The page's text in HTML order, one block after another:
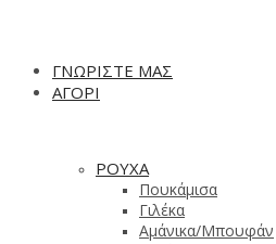
ΓΝΩΡΙΣΤΕ ΜΑΣ
ΑΓΟΡΙ
ΡΟΥΧΑ
Πουκάμισα
Γιλέκα
Αμάνικα/Μπουφάν